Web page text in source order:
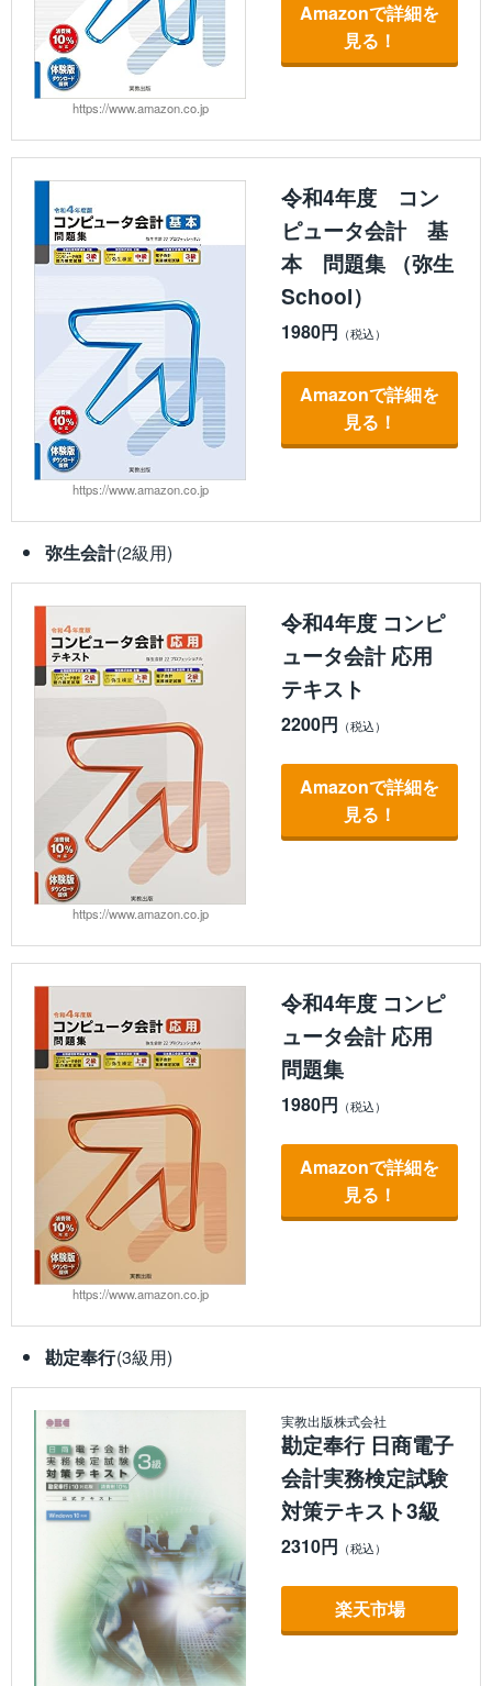
https://www.amazon.co.jp
Amazonで詳細を
見る！
https://www.amazon.co.jp
令和4年度 コン
ピュータ会計 基
本 問題集 （弥生
School）
1980円
Amazonで詳細を
見る！
弥生会計(2級用)
https://www.amazon.co.jp
令和4年度 コンピ
ュータ会計 応用
テキスト
2200円
Amazonで詳細を
見る！
https://www.amazon.co.jp
令和4年度 コンピ
ュータ会計 応用
問題集
1980円
Amazonで詳細を
見る！
勘定奉行(3級用)
実教出版株式会社
勘定奉行 日商電子
会計実務検定試験
対策テキスト3級
2310円
楽天市場